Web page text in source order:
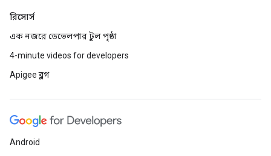
রিসোর্স
এক নজরে ডেভেলপার টুল পৃষ্ঠা
4-minute videos for developers
Apigee ব্লগ
Android